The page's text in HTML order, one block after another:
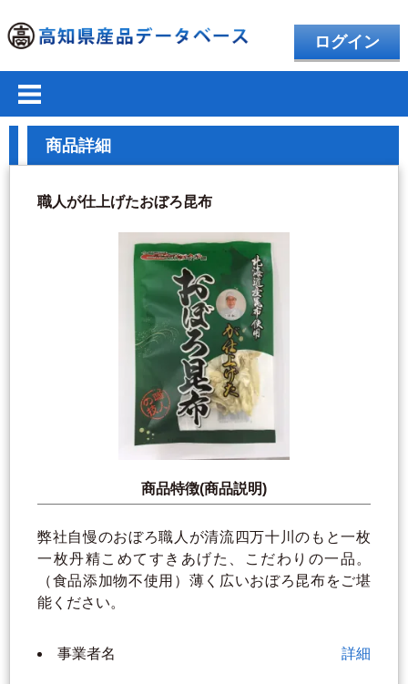
ログイン
商品詳細
職人が仕上げたおぼろ昆布
商品特徴(商品説明)
弊社自慢のおぼろ職人が清流四万十川のもと一枚
一枚丹精こめてすきあげた、こだわりの一品。
（食品添加物不使用）薄く広いおぼろ昆布をご堪
能ください。
事業者名 詳細